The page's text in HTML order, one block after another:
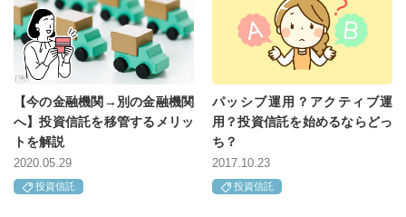
【今の金融機関→別の金融機関
へ】投資信託を移管するメリッ
トを解説
2020.05.29
投資信託
パッシブ運用？アクティブ運
用？投資信託を始めるならどっ
ち？
2017.10.23
投資信託